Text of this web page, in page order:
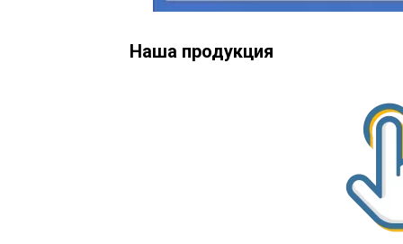
Наша продукция